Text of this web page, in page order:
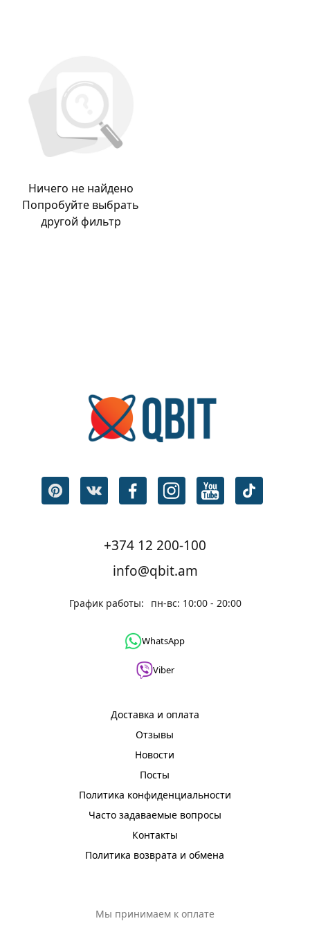
Ничего не найдено
Попробуйте выбрать
другой фильтр
+374 12 200-100
info@qbit.am
График работы: пн-вс: 10:00 - 20:00
WhatsApp
Viber
Доставка и оплата
Отзывы
Новости
Посты
Политика конфиденциальности
Часто задаваемые вопросы
Контакты
Политика возврата и обмена
Мы принимаем к оплате